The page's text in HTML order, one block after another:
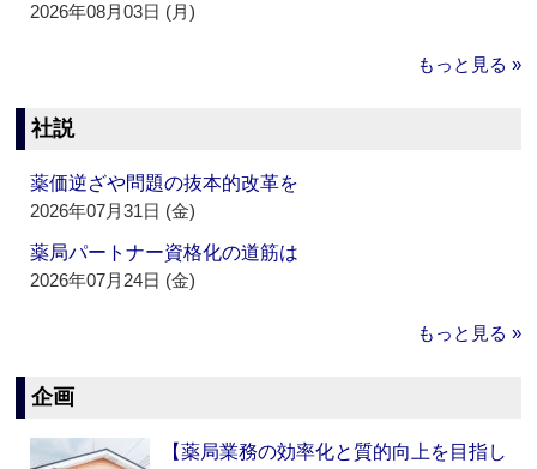
2026年08月03日 (月)
もっと見る »
社説
薬価逆ざや問題の抜本的改革を
2026年07月31日 (金)
薬局パートナー資格化の道筋は
2026年07月24日 (金)
もっと見る »
企画
【薬局業務の効率化と質的向上を目指し